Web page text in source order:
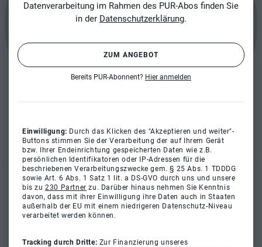
Datenverarbeitung im Rahmen des PUR-Abos finden Sie
in der Datenschutzerklärung.
ZUM ANGEBOT
Bereits PUR-Abonnent? Hier anmelden
Einwilligung: Durch das Klicken des "Akzeptieren und weiter"-
Buttons stimmen Sie der Verarbeitung der auf Ihrem Gerät
bzw. Ihrer Endeinrichtung gespeicherten Daten wie z.B.
persönlichen Identifikatoren oder IP-Adressen für die
beschriebenen Verarbeitungszwecke gem. § 25 Abs. 1 TDDDG
sowie Art. 6 Abs. 1 Satz 1 lit. a DS-GVO durch uns und unsere
bis zu230 Partner zu. Darüber hinaus nehmen Sie Kenntnis
davon, dass mit ihrer Einwilligung ihre Daten auch in Staaten
außerhalb der EU mit einem niedrigeren Datenschutz-Niveau
verarbeitet werden können.
Tracking durch Dritte: Zur Finanzierung unseres